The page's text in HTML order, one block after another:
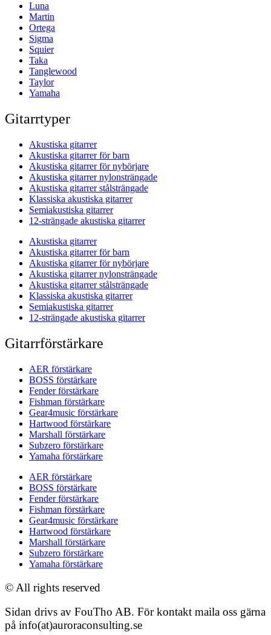
Luna
Martin
Ortega
Sigma
Squier
Taka
Tanglewood
Taylor
Yamaha
Gitarrtyper
Akustiska gitarrer
Akustiska gitarrer för barn
Akustiska gitarrer för nybörjare
Akustiska gitarrer nylonsträngade
Akustiska gitarrer stålsträngade
Klassiska akustiska gitarrer
Semiakustiska gitarrer
12-strängade akustiska gitarrer
Akustiska gitarrer
Akustiska gitarrer för barn
Akustiska gitarrer för nybörjare
Akustiska gitarrer nylonsträngade
Akustiska gitarrer stålsträngade
Klassiska akustiska gitarrer
Semiakustiska gitarrer
12-strängade akustiska gitarrer
Gitarrförstärkare
AER förstärkare
BOSS förstärkare
Fender förstärkare
Fishman förstärkare
Gear4music förstärkare
Hartwood förstärkare
Marshall förstärkare
Subzero förstärkare
Yamaha förstärkare
AER förstärkare
BOSS förstärkare
Fender förstärkare
Fishman förstärkare
Gear4music förstärkare
Hartwood förstärkare
Marshall förstärkare
Subzero förstärkare
Yamaha förstärkare
© All rights reserved
Sidan drivs av FouTho AB. För kontakt maila oss gärna
på info(at)auroraconsulting.se